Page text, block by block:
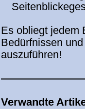
Es obliegt jedem
Bedürfnissen
auszuführen!
Verwandte